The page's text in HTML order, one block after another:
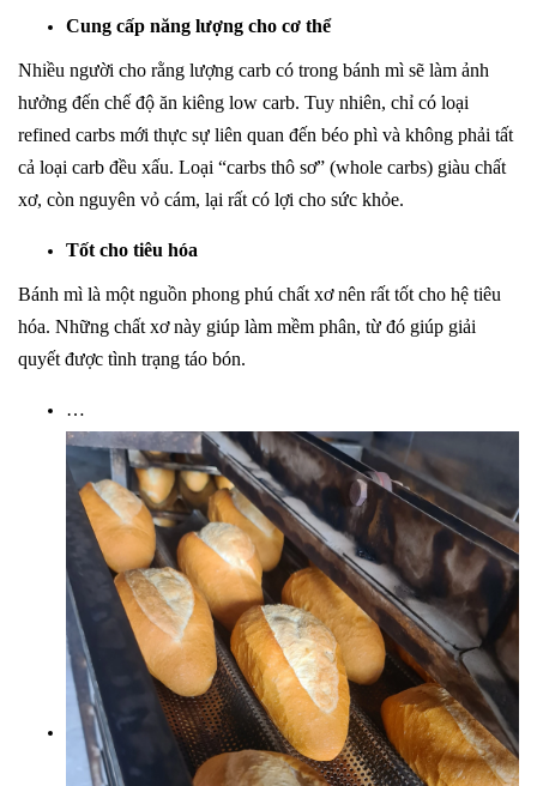
Cung cấp năng lượng cho cơ thể
Nhiều người cho rằng lượng carb có trong bánh mì sẽ làm ảnh
hưởng đến chế độ ăn kiêng low carb. Tuy nhiên, chỉ có loại
refined carbs mới thực sự liên quan đến béo phì và không phải tất
cả loại carb đều xấu. Loại “carbs thô sơ” (whole carbs) giàu chất
xơ, còn nguyên vỏ cám, lại rất có lợi cho sức khỏe.
Tốt cho tiêu hóa
Bánh mì là một nguồn phong phú chất xơ nên rất tốt cho hệ tiêu
hóa. Những chất xơ này giúp làm mềm phân, từ đó giúp giải
quyết được tình trạng táo bón.
…